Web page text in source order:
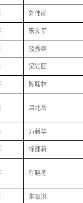
刘伟丽
宋文平
蓝秀群
梁颖颐
陈翰林
吕北岳
万新华
徐建新
崔晓冬
朱银洪